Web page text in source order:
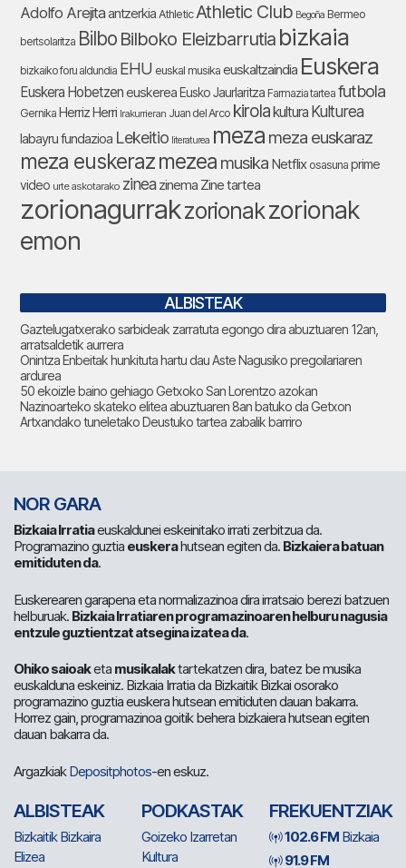
Adolfo Arejitaantzerkia Athletic Athletic Club Begoña Bermeo
bertsolaritza Bilbo Bilboko Eleizbarrutia bizkaia
bizkaiko foru aldundia EHU euskal musika euskaltzaindia Euskera
Euskera Hobetzeneuskerea Eusko Jaurlaritza Farmazia tartea futbola
Gernika Herriz Herri Irakurrieran Juan del Arco kirolakultura Kulturea
labayru fundazioa Lekeitio literaturea meza meza euskaraz
meza euskerazmezea musika Netflix osasuna prime
video urte askotarako zinea zinema Zine tartea
zorionagurrakzorionakzorionak
emon
ALBISTEAK
Gaztelugatxerako sarbideak zarratuta egongo dira abuztuaren 12an,
arratsaldetik aurrera
Onintza Enbeitak hunkituta hartu dau Aste Nagusiko pregoilariaren
ardurea
50 ekoizle baino gehiago Getxoko San Lorentzo azokan
Nazinoarteko skateko elitea abuztuaren 8an batuko da Getxon
Artxandako tuneletako Deustuko tartea zabalik barriro
NOR GARA
Bizkaia Irratiaeuskaldunei eskeinitako irrati zerbitzua da.
Programazino guztia euskerahutsean egiten da. Bizkaiera batuan
emitiduten da.
Euskerearen garapena eta normalizazinoa dira irratsaio berezi batzuen
helburuak. Bizkaia Irratiaren programazinoaren helburu nagusia
entzule guztientzat atsegina izatea da.
Ohiko saioaketa musikalaktartekatzen dira, batez be musika
euskalduna eskeiniz. Bizkaia Irratia da Bizkaitik Bizkai osorako
programazino guztia euskera hutsean emitiduten dauan bakarra.
Horrez gain, programazinoa goitik behera bizkaiera hutsean egiten
dauan bakarra da.
ArgazkiakDepositphotos-en eskuz.
ALBISTEAK
Bizkaitik Bizkaira
Elizea
PODKASTAK
Goizeko Izarretan
Kultura
FREKUENTZIAK
102.6 FM Bizkaia
91.9 FM